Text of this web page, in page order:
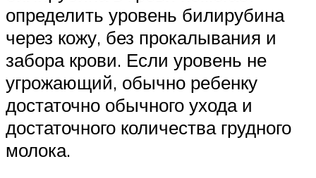
определить уровень билирубина
через кожу, без прокалывания и
забора крови. Если уровень не
угрожающий, обычно ребенку
достаточно обычного ухода и
достаточного количества грудного
молока.